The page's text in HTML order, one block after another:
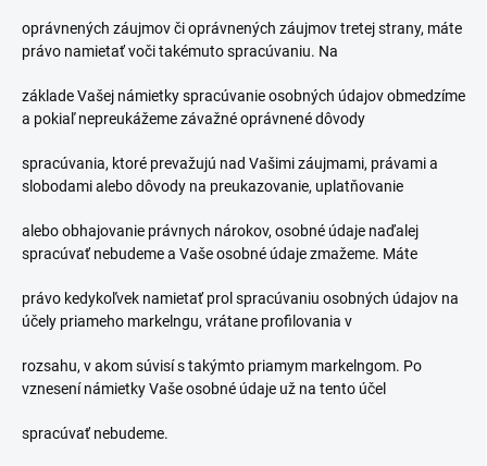
oprávnených záujmov či oprávnených záujmov tretej strany, máte
právo namietať voči takémuto spracúvaniu. Na
základe Vašej námietky spracúvanie osobných údajov obmedzíme
a pokiaľ nepreukážeme závažné oprávnené dôvody
spracúvania, ktoré prevažujú nad Vašimi záujmami, právami a
slobodami alebo dôvody na preukazovanie, uplatňovanie
alebo obhajovanie právnych nárokov, osobné údaje naďalej
spracúvať nebudeme a Vaše osobné údaje zmažeme. Máte
právo kedykoľvek namietať prol spracúvaniu osobných údajov na
účely priameho markelngu, vrátane profilovania v
rozsahu, v akom súvisí s takýmto priamym markelngom. Po
vznesení námietky Vaše osobné údaje už na tento účel
spracúvať nebudeme.